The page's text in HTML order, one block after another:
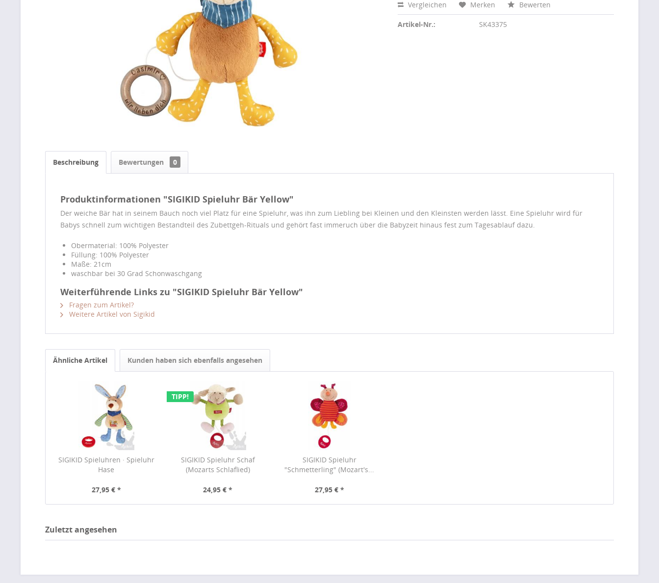
Vergleichen Merken Bewerten
Artikel-Nr.: SK43375
Beschreibung Bewertungen 0
Produktinformationen "SIGIKID Spieluhr Bär Yellow"
Der weiche Bär hat in seinem Bauch noch viel Platz für eine Spieluhr, was ihn zum Liebling bei Kleinen und den Kleinsten werden lässt. Eine Spieluhr wird für
Babys schnell zum wichtigen Bestandteil des Zubettgeh-Rituals und gehört fast immeruch über die Babyzeit hinaus fest zum Tagesablauf dazu.
Obermaterial: 100% Polyester
Füllung: 100% Polyester
Maße: 21cm
waschbar bei 30 Grad Schonwaschgang
Weiterführende Links zu "SIGIKID Spieluhr Bär Yellow"
Fragen zum Artikel?
Weitere Artikel von Sigikid
Ähnliche Artikel Kunden haben sich ebenfalls angesehen
SIGIKID Spieluhren · Spieluhr
Hase
27,95 € *
TIPP!
SIGIKID Spieluhr Schaf
(Mozarts Schlaflied)
24,95 € *
SIGIKID Spieluhr
"Schmetterling" (Mozart's...
27,95 € *
Zuletzt angesehen